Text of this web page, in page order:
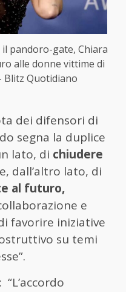
pandoro-gate, Chiara
alle donne vittime di
Blitz Quotidiano
dei difensori di
segna la duplice
lato, di chiudere
e, dall’altro lato, di
al futuro,
e
favorire iniziative
su temi